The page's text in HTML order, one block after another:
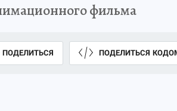
фильма
ПОДЕЛИТЬСЯ ПОДЕЛИТЬСЯ